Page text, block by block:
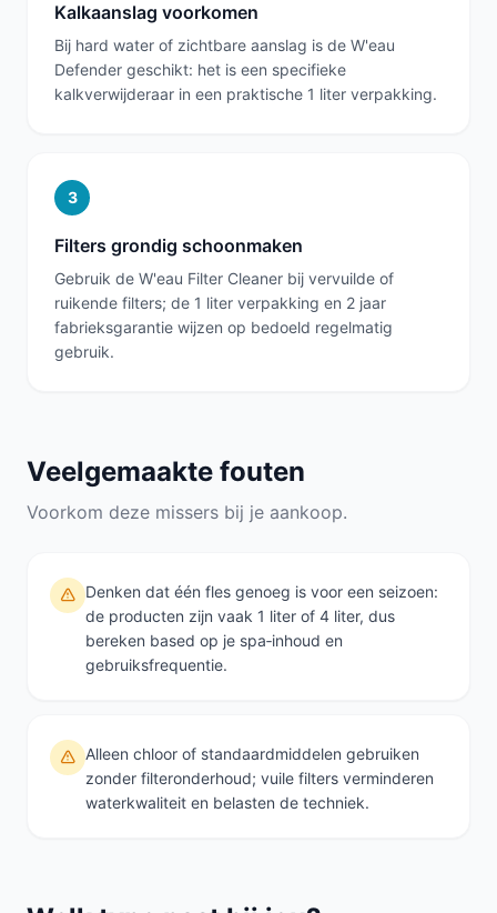
Kalkaanslag voorkomen
Bij hard water of zichtbare aanslag is de W'eau
Defender geschikt: het is een specifieke
kalkverwijderaar in een praktische 1 liter verpakking.
3
Filters grondig schoonmaken
Gebruik de W'eau Filter Cleaner bij vervuilde of
ruikende filters; de 1 liter verpakking en 2 jaar
fabrieksgarantie wijzen op bedoeld regelmatig
gebruik.
Veelgemaakte fouten
Voorkom deze missers bij je aankoop.
Denken dat één fles genoeg is voor een seizoen:
de producten zijn vaak 1 liter of 4 liter, dus
bereken based op je spa‑inhoud en
gebruiksfrequentie.
Alleen chloor of standaardmiddelen gebruiken
zonder filteronderhoud; vuile filters verminderen
waterkwaliteit en belasten de techniek.